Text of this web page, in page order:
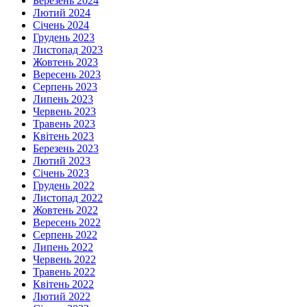
Лютий 2024
Січень 2024
Грудень 2023
Листопад 2023
Жовтень 2023
Вересень 2023
Серпень 2023
Липень 2023
Червень 2023
Травень 2023
Квітень 2023
Березень 2023
Лютий 2023
Січень 2023
Грудень 2022
Листопад 2022
Жовтень 2022
Вересень 2022
Серпень 2022
Липень 2022
Червень 2022
Травень 2022
Квітень 2022
Лютий 2022